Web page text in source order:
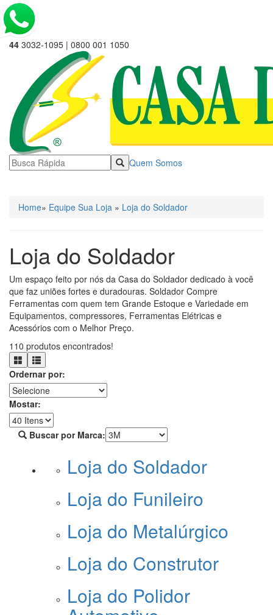
44 3032-1095 | 0800 001 1050
Quem Somos
Home» Equipe Sua Loja » Loja do Soldador
Loja do Soldador
Um espaço feito por nós da Casa do Soldador dedicado à você
que faz uniões fortes e duradouras. Soldador Compre
Ferramentas com quem tem Grande Estoque e Variedade em
Equipamentos, compressores, Ferramentas Elétricas e
Acessórios com o Melhor Preço.
110 produtos encontrados!
Ordernar por:
Mostar:
Buscar por Marca:
Loja do Soldador
Loja do Funileiro
Loja do Metalúrgico
Loja do Construtor
Loja do Polidor